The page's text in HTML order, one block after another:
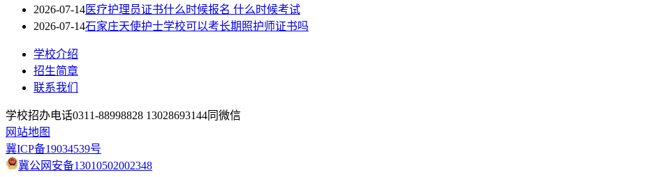
2026-07-14医疗护理员证书什么时候报名 什么时候考试
2026-07-14石家庄天使护士学校可以考长期照护师证书吗
学校介绍
招生简章
联系我们
学校招办电话0311-88998828 13028693144同微信
网站地图
冀ICP备19034539号
冀公网安备13010502002348